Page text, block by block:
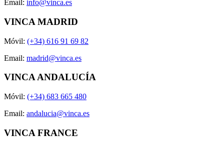
Email: info@vinca.es
VINCA MADRID
Móvil: (+34) 616 91 69 82
Email: madrid@vinca.es
VINCA ANDALUCÍA
Móvil: (+34) 683 665 480
Email: andalucia@vinca.es
VINCA FRANCE